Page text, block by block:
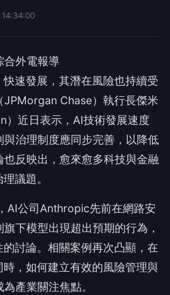
合外電報導
速發展，其潛在風險也持續受
JPMorgan Chase）執行長傑米
）近日表示，AI技術發展速度
治理制度應同步完善，以降低
反映出，愈來愈多科技與金融
議題。
AI公司Anthropic先前在網路安
下模型出現超出預期的行為，
討論。相關案例再次凸顯，在
，如何建立有效的風險管理與
產業關注焦點。